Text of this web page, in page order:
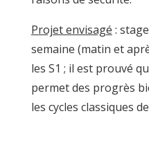
Projet envisagé :
semaine (matin et
les S1 ; il est prouvé
permet des progrès
les cycles classiques